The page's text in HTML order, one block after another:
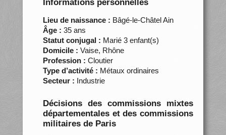
Informations personnelles
Lieu de naissance : Bâgé-le-Châtel Ain
Âge : 35 ans
Statut conjugal : Marié 3 enfant(s)
Domicile : Vaise, Rhône
Profession : Cloutier
Type d’activité : Métaux ordinaires
Secteur : Industrie
Décisions des commissions mixtes
départementales et des commissions
militaires de Paris